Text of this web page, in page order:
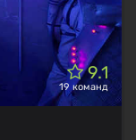
9.1
19 команд